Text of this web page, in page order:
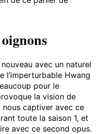
avec un naturel
l’imperturbable Hwang
pour le
la vision de
nous captiver avec ce
toute la saison 1, et
avec ce second opus.